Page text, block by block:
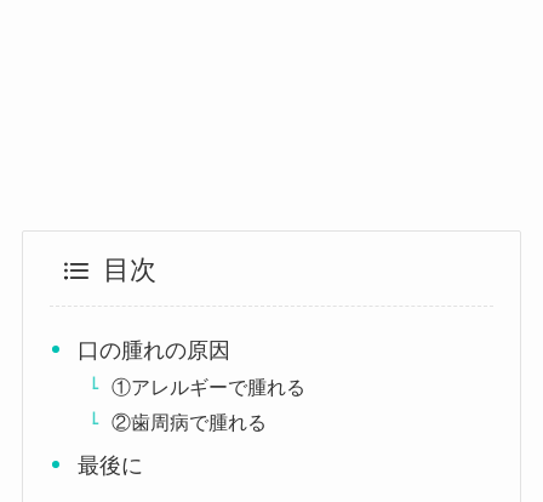
目次
口の腫れの原因
①アレルギーで腫れる
②歯周病で腫れる
最後に